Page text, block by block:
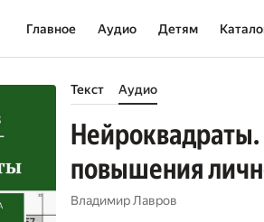
Главное Аудио Детям
Текст Аудио
повышения
Владимир Лавров